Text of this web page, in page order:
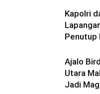
Kapolri
Penutup
Ajalo
Utara
Jadi